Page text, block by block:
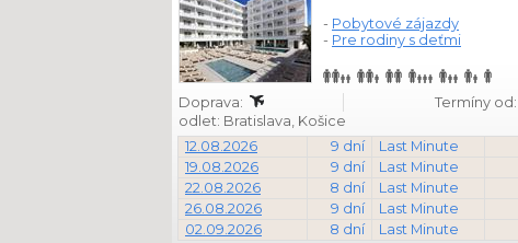
- Pobytové zájazdy
- Pre rodiny s deťmi
Doprava:
Termíny
odlet: Bratislava, Košice
12.08.2026
9 dní Last Minute
19.08.2026
9 dní Last Minute
22.08.2026
8 dní Last Minute
26.08.2026
9 dní Last Minute
02.09.2026
8 dní Last Minute